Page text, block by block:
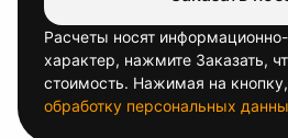
Расчеты носят
характер, нажмите Заказать,
стоимость. Нажимая на
обработку персональных